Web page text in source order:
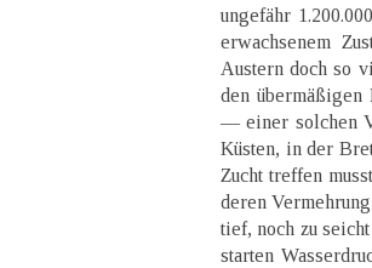
ungefähr
erwachsenem
Austern doch so
den übermäßigen
— einer solchen
Küsten, in der
Zucht treffen
deren
tief, noch zu
starten